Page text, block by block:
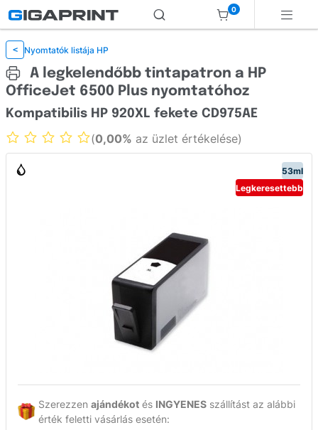
0
< Nyomtatók listája HP
A legkelendőbb tintapatron a HP
OfficeJet 6500 Plus nyomtatóhoz
53ml
Legkeresettebb
Szerezzen ajándékot és INGYENES szállítást az alábbi
érték feletti vásárlás esetén:
Kompatibilis HP 920XL fekete CD975AE
(0,00% az üzlet értékelése)